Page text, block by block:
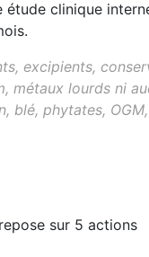
clinique
excipients,
métaux lourds ni
blé, phytates,
sur 5 actions